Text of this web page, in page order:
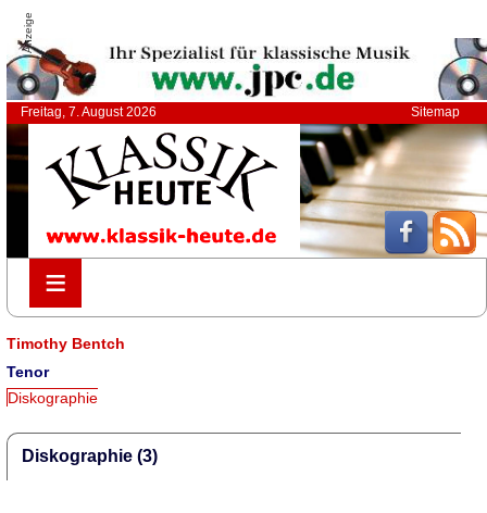
Anzeige
Freitag, 7. August 2026 Sitemap
≡
≡
Timothy Bentch
Tenor
Diskographie
Diskographie (3)